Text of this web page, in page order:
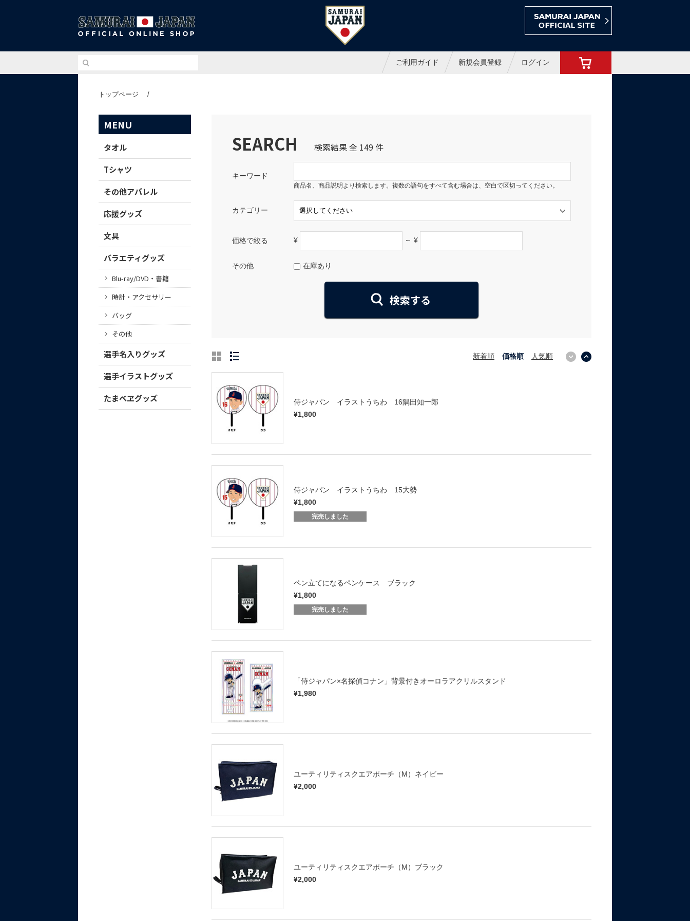
侍ジャパンオフィシャルオンラインショップ
ご利用ガイド 新規会員登録 ログイン
トップページ /
MENU
タオル
Tシャツ
その他アパレル
応援グッズ
文具
バラエティグッズ
Blu-ray/DVD・書籍
時計・アクセサリー
バッグ
その他
選手名入りグッズ
選手イラストグッズ
たまべヱグッズ
SEARCH 検索結果 全 149 件
キーワード
商品名、商品説明より検索します。複数の語句をすべて含む場合は、空白で区切ってください。
カテゴリー
価格で絞る ¥ ～ ¥
その他 在庫あり
新着順 価格順 人気順
侍ジャパン イラストうちわ 16隅田知一郎
¥1,800
侍ジャパン イラストうちわ 15大勢
¥1,800
完売しました
ペン立てになるペンケース ブラック
¥1,800
完売しました
「侍ジャパン×名探偵コナン」背景付きオーロラアクリルスタンド
¥1,980
ユーティリティスクエアポーチ（M）ネイビー
¥2,000
ユーティリティスクエアポーチ（M）ブラック
¥2,000